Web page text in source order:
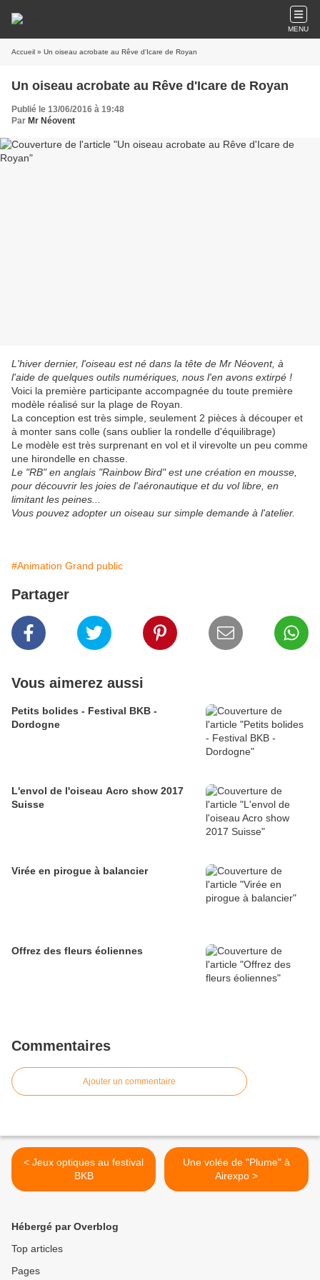
MENU
Accueil » Un oiseau acrobate au Rêve d'Icare de Royan
Un oiseau acrobate au Rêve d'Icare de Royan
Publié le 13/06/2016 à 19:48
Par Mr Néovent
L'hiver dernier, l'oiseau est né dans la tête de Mr Néovent, à
l'aide de quelques outils numériques, nous l'en avons extirpé !
Voici la première participante accompagnée du toute première
modèle réalisé sur la plage de Royan.
La conception est très simple, seulement 2 pièces à découper et
à monter sans colle (sans oublier la rondelle d'équilibrage)
Le modèle est très surprenant en vol et il virevolte un peu comme
une hirondelle en chasse.
Le "RB" en anglais "Rainbow Bird" est une création en mousse,
pour découvrir les joies de l'aéronautique et du vol libre, en
limitant les peines...
Vous pouvez adopter un oiseau sur simple demande à l'atelier.
#Animation Grand public
Partager
Vous aimerez aussi
Petits bolides - Festival BKB -
Dordogne
L'envol de l'oiseau Acro show 2017
Suisse
Virée en pirogue à balancier
Offrez des fleurs éoliennes
Commentaires
Ajouter un commentaire
< Jeux optiques au festival
BKB
Une volée de "Plume" à
Airexpo >
Hébergé par Overblog
Top articles
Pages